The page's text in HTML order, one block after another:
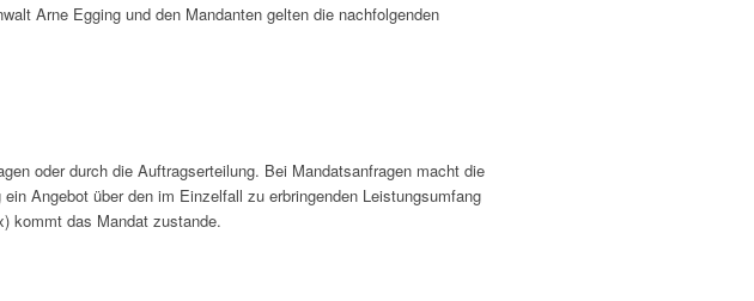
Arne Egging und den Mandanten gelten die nachfolgenden
oder durch die Auftragserteilung. Bei Mandatsanfragen macht die
Angebot über den im Einzelfall zu erbringenden Leistungsumfang
kommt das Mandat zustande.